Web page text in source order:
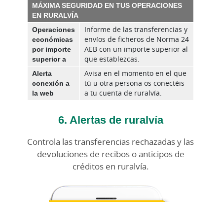
MÁXIMA SEGURIDAD EN TUS OPERACIONES
EN RURALVÍA
Operaciones
económicas
por importe
superior a
Informe de las transferencias y
envíos de ficheros de Norma 24
AEB con un importe superior al
que establezcas.
Alerta
conexión a
la web
Avisa en el momento en el que
tú u otra persona os conectéis
a tu cuenta de ruralvía.
6. Alertas de ruralvía
Controla las transferencias rechazadas y las
devoluciones de recibos o anticipos de
créditos en ruralvía.